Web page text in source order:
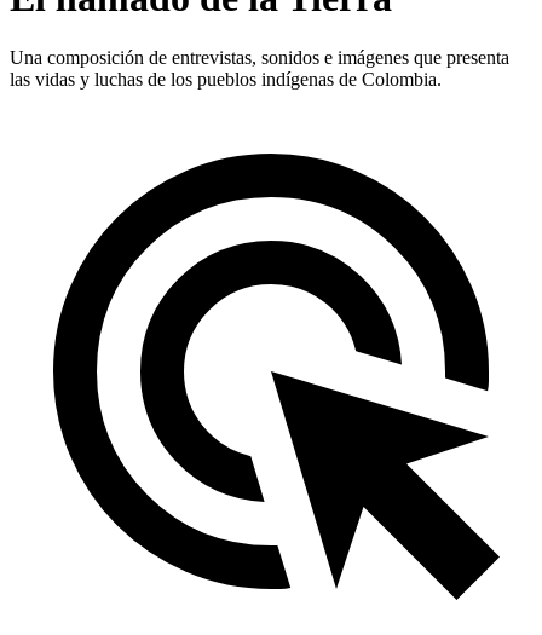
Una composición de entrevistas, sonidos e imágenes que presenta
las vidas y luchas de los pueblos indígenas de Colombia.